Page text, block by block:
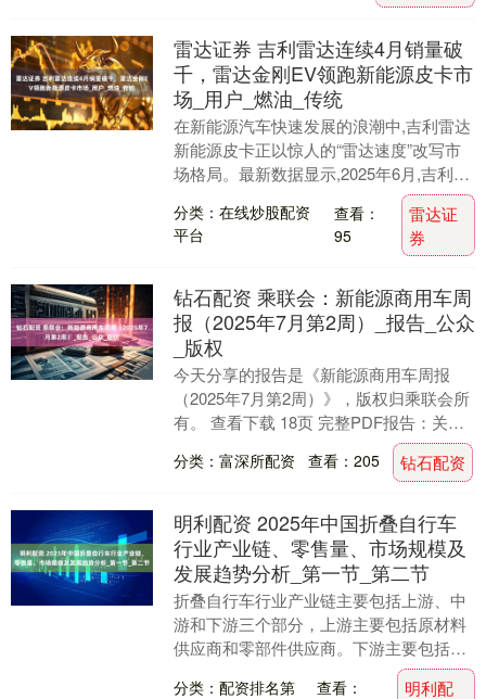
雷达证券 吉利雷达连续4月销量破
千，雷达金刚EV领跑新能源皮卡市
场_用户_燃油_传统
在新能源汽车快速发展的浪潮中,吉利雷达
新能源皮卡正以惊人的“雷达速度”改写市
场格局。最新数据显示,2025年6月,吉利雷
达新能源皮卡上险量达1068辆,实现连续....
分类：在线炒股配资
平台
查看：
95
雷达证
券
钻石配资 乘联会：新能源商用车周
报（2025年7月第2周）_报告_公众
_版权
今天分享的报告是《新能源商用车周报
（2025年7月第2周）》，版权归乘联会所
有。 查看下载 18页 完整PDF报告：关注
公众号【外唐智库】 展开剩余70% 查看....
分类：富深所配资 查看：205 钻石配资
明利配资 2025年中国折叠自行车
行业产业链、零售量、市场规模及
发展趋势分析_第一节_第二节
折叠自行车行业产业链主要包括上游、中
游和下游三个部分，上游主要包括原材料
供应商和零部件供应商。下游主要包括销
售渠道和消费者。原材料供应商、零部件
分类：配资排名第
查看： 明利配